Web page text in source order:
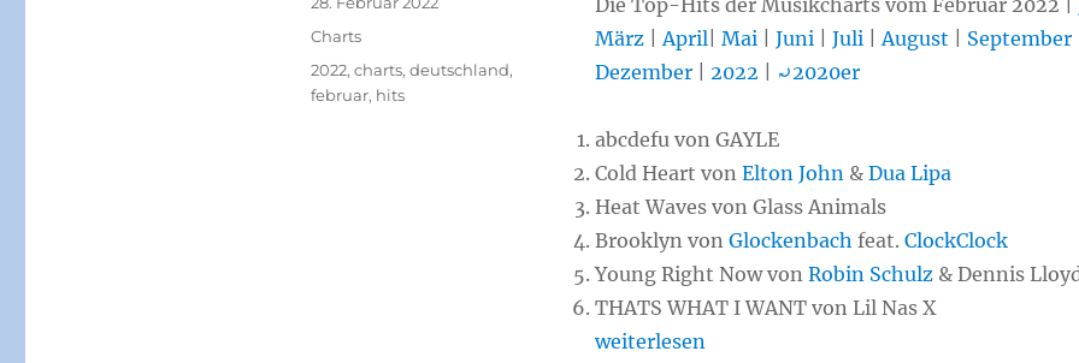
Die Top-Hits der Musikcharts vom Februar 2022 |
März |April |Mai |Juni |Juli |August September
Dezember |2022 ⤾2020er
abcdefu von GAYLE
Cold Heart vonElton John &Dua Lipa
Heat Waves von Glass Animals
Brooklyn vonGlockenbach feat.ClockClock
Young Right Now vonRobin Schulz & Dennis
THATS WHAT I WANT von Lil Nas X
„Chart-Hits Februar 2022“
weiterlesen
am
Kategorien
Charts
Schlagwörter
2022, charts, deutschland,
februar, hits